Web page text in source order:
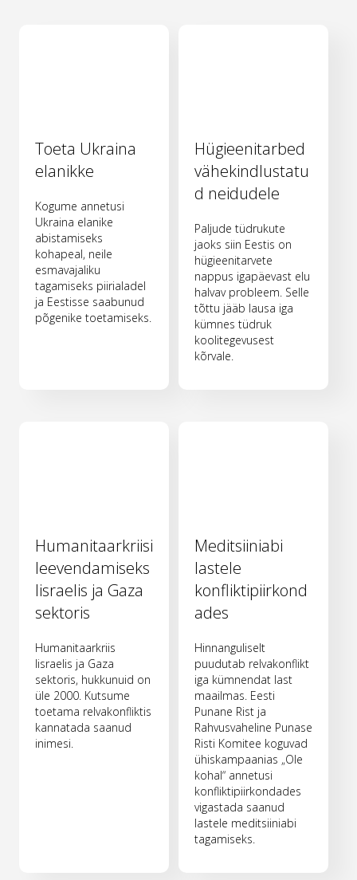
Toeta Ukraina
elanikke
Kogume annetusi
Ukraina elanike
abistamiseks
kohapeal, neile
esmavajaliku
tagamiseks piirialadel
ja Eestisse saabunud
põgenike toetamiseks.
Hügieenitarbed
vähekindlustatu
d neidudele
Paljude tüdrukute
jaoks siin Eestis on
hügieenitarvete
nappus igapäevast elu
halvav probleem. Selle
tõttu jääb lausa iga
kümnes tüdruk
koolitegevusest
kõrvale.
Humanitaarkriisi
leevendamiseks
Iisraelis ja Gaza
sektoris
Humanitaarkriis
Iisraelis ja Gaza
sektoris, hukkunuid on
üle 2000. Kutsume
toetama relvakonfliktis
kannatada saanud
inimesi.
Meditsiiniabi
lastele
konfliktipiirkond
ades
Hinnanguliselt
puudutab relvakonflikt
iga kümnendat last
maailmas. Eesti
Punane Rist ja
Rahvusvaheline Punase
Risti Komitee koguvad
ühiskampaanias „Ole
kohal“ annetusi
konfliktipiirkondades
vigastada saanud
lastele meditsiiniabi
tagamiseks.